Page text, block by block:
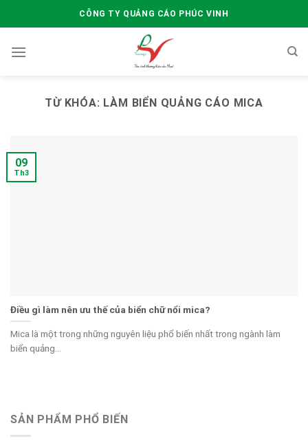
to
CÔNG TY QUẢNG CÁO PHÚC VINH
TỪ KHÓA: LÀM BIỂN QUẢNG CÁO MICA
Điều gì làm nên ưu thế của biển chữ nổi mica?
Mica là một trong những nguyên liệu phổ biến nhất trong ngành làm
biển quảng...
09
Th3
SẢN PHẨM PHỔ BIẾN